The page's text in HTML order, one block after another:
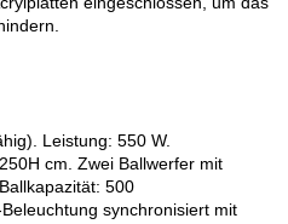
Leistung: 550 W.
cm. Zwei Ballwerfer mit
500
synchronisiert mit